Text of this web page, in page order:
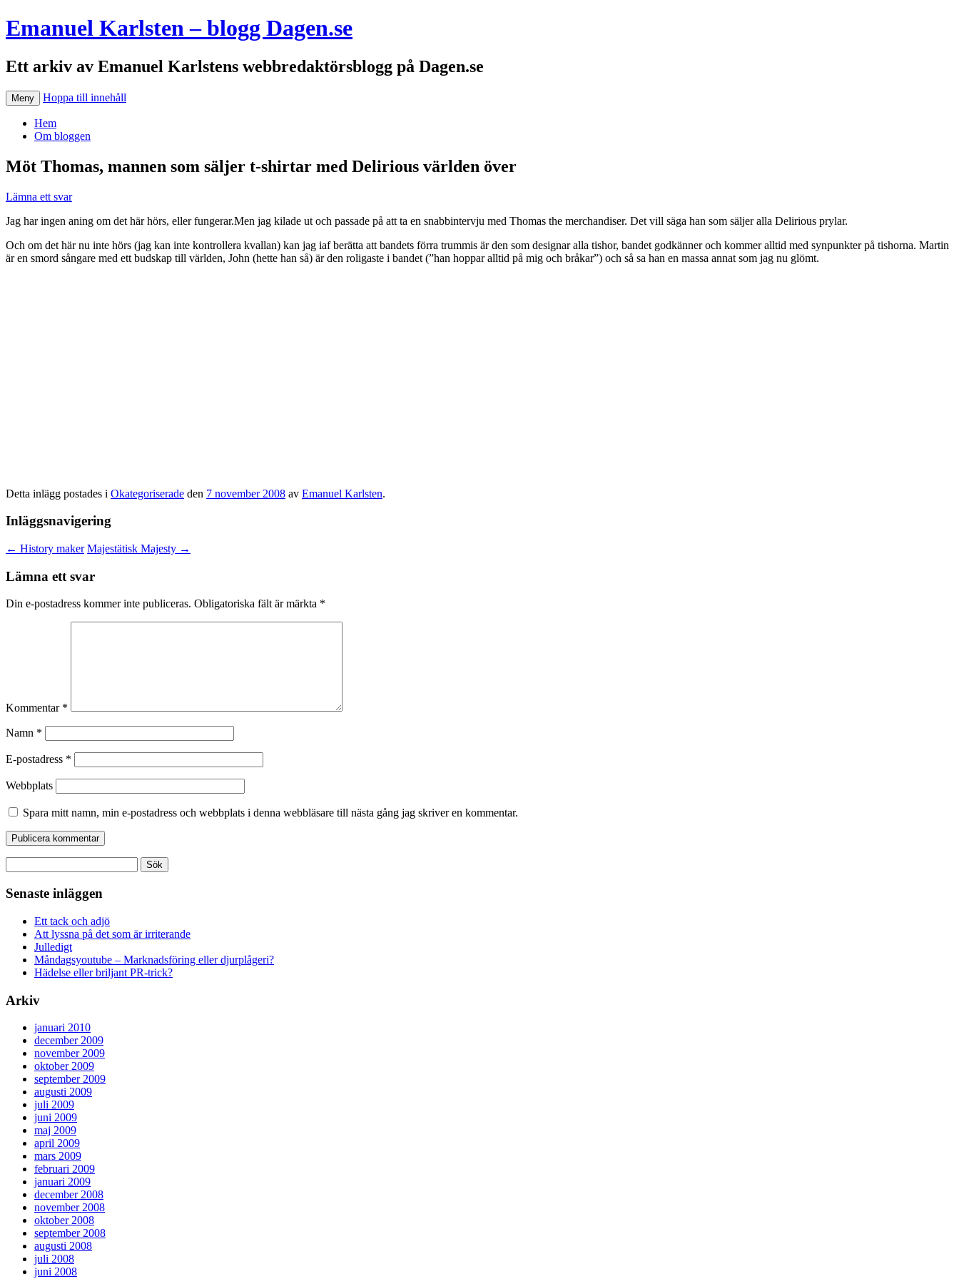
Emanuel Karlsten – blogg Dagen.se
Ett arkiv av Emanuel Karlstens webbredaktörsblogg på Dagen.se
Meny Hoppa till innehåll
Hem
Om bloggen
Möt Thomas, mannen som säljer t-shirtar med Delirious världen över
Lämna ett svar
Jag har ingen aning om det här hörs, eller fungerar.Men jag kilade ut och passade på att ta en snabbintervju med Thomas the merchandiser. Det vill säga han som säljer alla Delirious prylar.
Och om det här nu inte hörs (jag kan inte kontrollera kvallan) kan jag iaf berätta att bandets förra trummis är den som designar alla tishor, bandet godkänner och kommer alltid med synpunkter på tishorna. Martin
är en smord sångare med ett budskap till världen, John (hette han så) är den roligaste i bandet (”han hoppar alltid på mig och bråkar”) och så sa han en massa annat som jag nu glömt.
Detta inlägg postades i Okategoriserade den 7 november 2008 av Emanuel Karlsten.
Inläggsnavigering
← History maker Majestätisk Majesty →
Lämna ett svar
Din e-postadress kommer inte publiceras. Obligatoriska fält är märkta *
Kommentar *
Namn *
E-postadress *
Webbplats
Spara mitt namn, min e-postadress och webbplats i denna webbläsare till nästa gång jag skriver en kommentar.
efter:
Senaste inläggen
Ett tack och adjö
Att lyssna på det som är irriterande
Julledigt
Måndagsyoutube – Marknadsföring eller djurplågeri?
Hädelse eller briljant PR-trick?
Arkiv
januari 2010
december 2009
november 2009
oktober 2009
september 2009
augusti 2009
juli 2009
juni 2009
maj 2009
april 2009
mars 2009
februari 2009
januari 2009
december 2008
november 2008
oktober 2008
september 2008
augusti 2008
juli 2008
juni 2008